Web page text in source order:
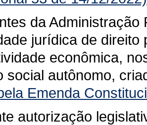
da
jurídica de
econômica,
social autônomo,
Emenda
autorização